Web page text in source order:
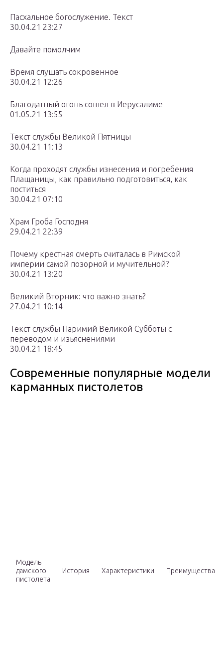
Пасхальное богослужение. Текст
30.04.21 23:27
Давайте помолчим
Время слушать сокровенное
30.04.21 12:26
Благодатный огонь сошел в Иерусалиме
01.05.21 13:55
Текст службы Великой Пятницы
30.04.21 11:13
Когда проходят службы изнесения и погребения
Плащаницы, как правильно подготовиться, как
поститься
30.04.21 07:10
Храм Гроба Господня
29.04.21 22:39
Почему крестная смерть считалась в Римской
империи самой позорной и мучительной?
30.04.21 13:20
Великий Вторник: что важно знать?
27.04.21 10:14
Текст службы Паримий Великой Субботы с
переводом и изьяснениями
30.04.21 18:45
Современные популярные модели
карманных пистолетов
Модель
дамского
пистолета
История Характеристики Преимущества